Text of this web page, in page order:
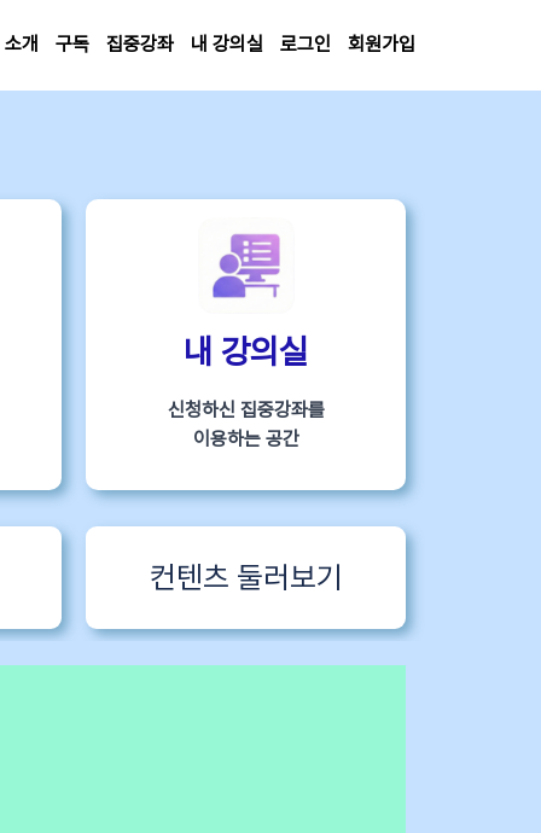
소개 구독 집중강좌 내 강의실 로그인 회원가입
내 강의실
신청하신 집중강좌를
이용하는 공간
컨텐츠 둘러보기